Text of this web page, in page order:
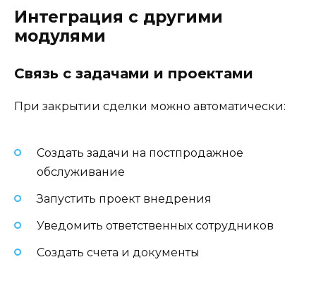
Интеграция с другими
модулями
Связь с задачами и проектами
При закрытии сделки можно автоматически:
Создать задачи на постпродажное
обслуживание
Запустить проект внедрения
Уведомить ответственных сотрудников
Создать счета и документы